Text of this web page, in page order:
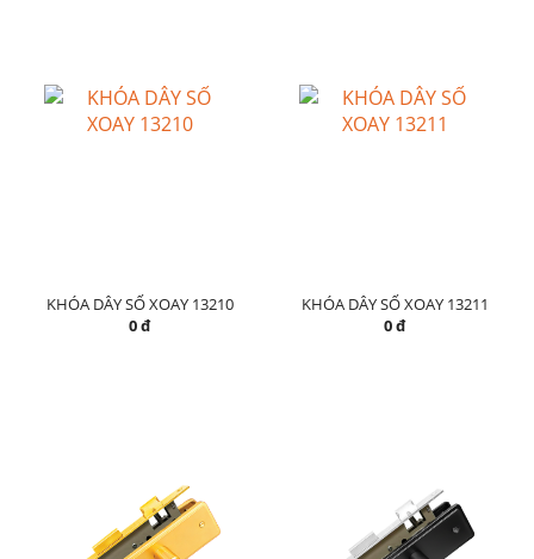
KHÓA DÂY SỐ XOAY 13210
0 đ
KHÓA DÂY SỐ XOAY 13211
0 đ